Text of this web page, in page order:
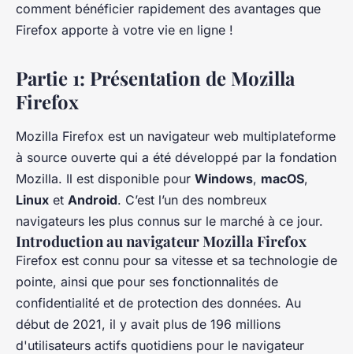
comment bénéficier rapidement des avantages que
Firefox apporte à votre vie en ligne !
Partie 1: Présentation de Mozilla
Firefox
Mozilla Firefox est un navigateur web multiplateforme
à source ouverte qui a été développé par la fondation
Mozilla. Il est disponible pour Windows, macOS,
Linux et Android. C’est l’un des nombreux
navigateurs les plus connus sur le marché à ce jour.
Introduction au navigateur Mozilla Firefox
Firefox est connu pour sa vitesse et sa technologie de
pointe, ainsi que pour ses fonctionnalités de
confidentialité et de protection des données. Au
début de 2021, il y avait plus de 196 millions
d'utilisateurs actifs quotidiens pour le navigateur